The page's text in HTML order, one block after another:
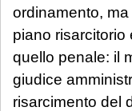
ordinamento,
piano risarcitorio
quello penale: il
giudice
risarcimento del